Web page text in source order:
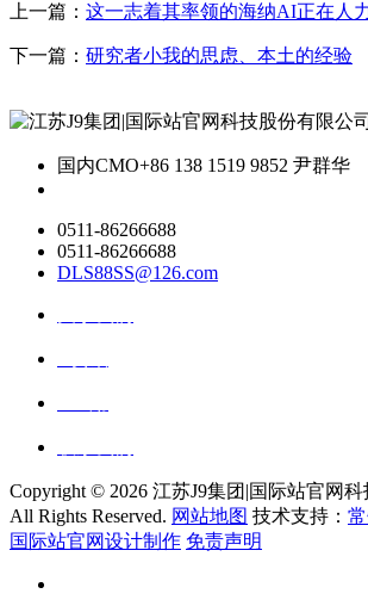
上一篇： 这一志着其率领的海纳AI正在人
下一篇： 研究者小我的思虑、本土的经验
国内CMO+86 138 1519 9852 尹群华
0511-86266688
0511-86266688
DLS88SS@126.com
Copyright © 2026 江苏J9集团|国际站官网
All Rights Reserved. 网站地图 技术支持：
国际站官网设计制作 免责声明